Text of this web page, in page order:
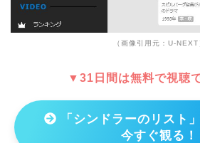
（画像引用元：U-NEXT
▼31日間は無料で視聴
「シンドラーのリスト
今すぐ観る！